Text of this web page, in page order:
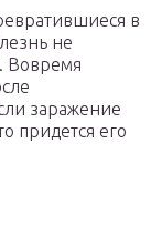
в
не
Вовремя
заражение
придется его